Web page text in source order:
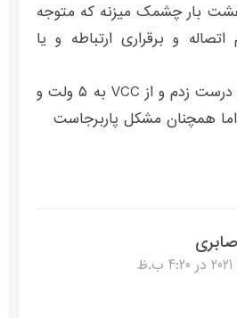
بار چشمک میزنه که متوجه
و برقراری ارتباطه و یا
من مطمینم تغذیه رو درست زدم و از VCC به ۵ ولت و